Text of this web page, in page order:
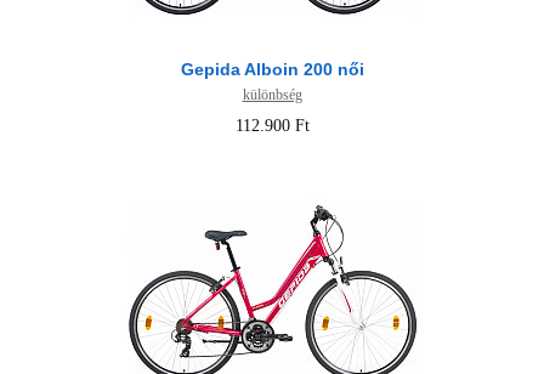
Gepida Alboin 200 női
különbség
112.900 Ft